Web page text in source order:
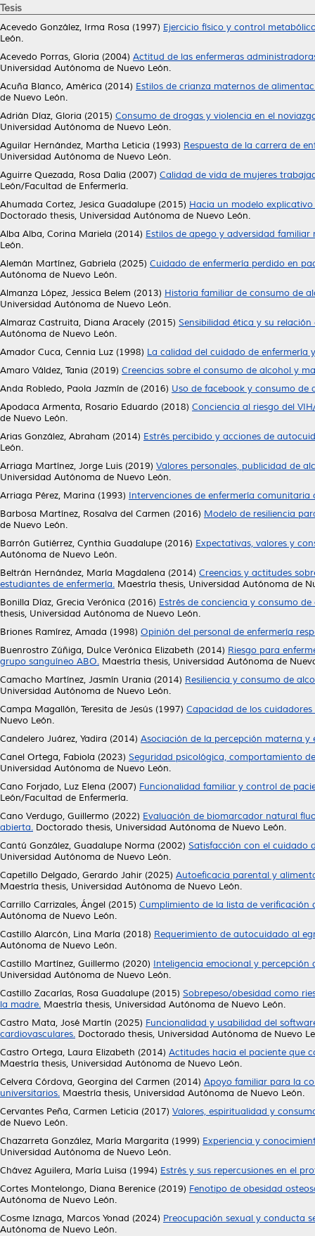
Tesis
Acevedo González, Irma Rosa (1997) Ejercicio físico y control
León.
Acevedo Porras, Gloria (2004) Actitud de las enfermeras
Universidad Autónoma de Nuevo León.
Acuña Blanco, América (2014) Estilos de crianza maternos de
de Nuevo León.
Adrián Díaz, Gloria (2015) Consumo de drogas y violencia en el
Universidad Autónoma de Nuevo León.
Aguilar Hernández, Martha Leticia (1993) Respuesta de la carrera de
Universidad Autónoma de Nuevo León.
Aguirre Quezada, Rosa Dalia (2007) Calidad de vida de mujeres
León/Facultad de Enfermería.
Ahumada Cortez, Jesica Guadalupe (2015) Hacia un modelo
Doctorado thesis, Universidad Autónoma de Nuevo León.
Alba Alba, Corina Mariela (2014) Estilos de apego y adversidad familiar
León.
Alemán Martínez, Gabriela (2025) Cuidado de enfermería perdido en
Autónoma de Nuevo León.
Almanza López, Jessica Belem (2013) Historia familiar de consumo de
Universidad Autónoma de Nuevo León.
Almaraz Castruita, Diana Aracely (2015) Sensibilidad ética y su
Autónoma de Nuevo León.
Amador Cuca, Cennia Luz (1998) La calidad del cuidado de enfermería
Amaro Váldez, Tania (2019) Creencias sobre el consumo de alcohol y
Anda Robledo, Paola Jazmín de (2016) Uso de facebook y consumo de
Apodaca Armenta, Rosario Eduardo (2018) Conciencia al riesgo del
de Nuevo León.
Arias González, Abraham (2014) Estrés percibido y acciones de
León.
Arriaga Martínez, Jorge Luis (2019) Valores personales, publicidad de
Universidad Autónoma de Nuevo León.
Arriaga Pérez, Marina (1993) Intervenciones de enfermería comunitaria
Barbosa Martínez, Rosalva del Carmen (2016) Modelo de resiliencia
de Nuevo León.
Barrón Gutiérrez, Cynthia Guadalupe (2016) Expectativas, valores y
Autónoma de Nuevo León.
Beltrán Hernández, María Magdalena (2014) Creencias y actitudes
estudiantes de enfermería. Maestría thesis, Universidad Autónoma de
Bonilla Díaz, Grecia Verónica (2016) Estrés de conciencia y consumo
thesis, Universidad Autónoma de Nuevo León.
Briones Ramírez, Amada (1998) Opinión del personal de enfermería
Buenrostro Zúñiga, Dulce Verónica Elizabeth (2014) Riesgo para
grupo sanguíneo ABO. Maestría thesis, Universidad Autónoma de
Camacho Martínez, Jasmín Urania (2014) Resiliencia y consumo de
Universidad Autónoma de Nuevo León.
Campa Magallón, Teresita de Jesús (1997) Capacidad de los
Nuevo León.
Candelero Juárez, Yadira (2014) Asociación de la percepción materna y
Canel Ortega, Fabiola (2023) Seguridad psicológica, comportamiento
Universidad Autónoma de Nuevo León.
Cano Forjado, Luz Elena (2007) Funcionalidad familiar y control de
León/Facultad de Enfermería.
Cano Verdugo, Guillermo (2022) Evaluación de biomarcador natural
abierta. Doctorado thesis, Universidad Autónoma de Nuevo León.
Cantú González, Guadalupe Norma (2002) Satisfacción con el cuidado
Universidad Autónoma de Nuevo León.
Capetillo Delgado, Gerardo Jahir (2025) Autoeficacia parental y
Maestría thesis, Universidad Autónoma de Nuevo León.
Carrillo Carrizales, Ángel (2015) Cumplimiento de la lista de
Autónoma de Nuevo León.
Castillo Alarcón, Lina María (2018) Requerimiento de autocuidado al
Autónoma de Nuevo León.
Castillo Martínez, Guillermo (2020) Inteligencia emocional y percepción
Universidad Autónoma de Nuevo León.
Castillo Zacarías, Rosa Guadalupe (2015) Sobrepeso/obesidad como
la madre. Maestría thesis, Universidad Autónoma de Nuevo León.
Castro Mata, José Martín (2025) Funcionalidad y usabilidad del
cardiovasculares. Doctorado thesis, Universidad Autónoma de Nuevo
Castro Ortega, Laura Elizabeth (2014) Actitudes hacia el paciente que
Maestría thesis, Universidad Autónoma de Nuevo León.
Celvera Córdova, Georgina del Carmen (2014) Apoyo familiar para la
universitarios. Maestría thesis, Universidad Autónoma de Nuevo León.
Cervantes Peña, Carmen Leticia (2017) Valores, espiritualidad y
de Nuevo León.
Chazarreta González, María Margarita (1999) Experiencia y
Universidad Autónoma de Nuevo León.
Chávez Aguilera, María Luisa (1994) Estrés y sus repercusiones en el
Cortes Montelongo, Diana Berenice (2019) Fenotipo de obesidad
Autónoma de Nuevo León.
Cosme Iznaga, Marcos Yonad (2024) Preocupación sexual y conducta
Autónoma de Nuevo León.